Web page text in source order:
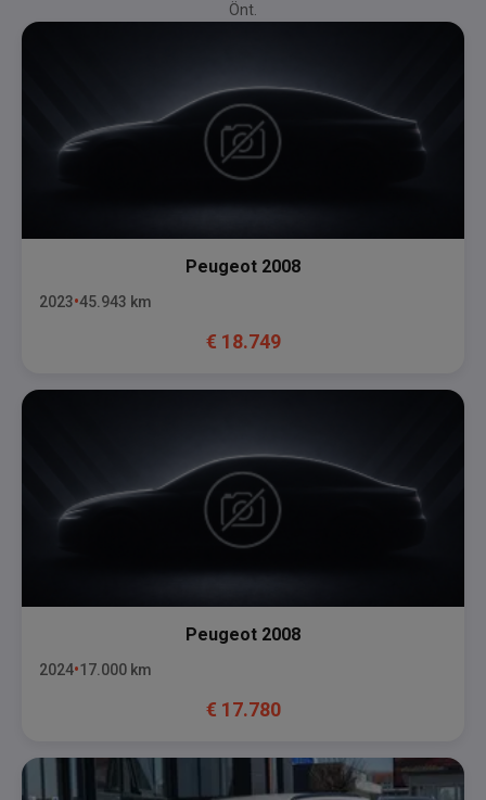
Önt.
Peugeot 2008
2023 45.943 km
€ 18.749
Peugeot 2008
2024 17.000 km
€ 17.780